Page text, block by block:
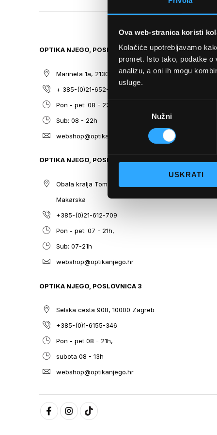
Ova web-stranica koristi
Kolačiće upotrebljavamo
promet. Isto tako, podatke
analizu, a oni ih mogu
usluge.
Odabir
Nužni
USKRATI
THE
THE
GALLERY
OPTIKA NJEGO, POSLOVNICA 1
Marineta 1a, 21300 Makarska
+ 385-(0)21-652-102
Pon - pet: 08 - 22h,
Sub: 08 - 22h
webshop@optikanjego.hr
OPTIKA NJEGO, POSLOVNICA 2
Obala kralja Tomislava 14, 21300
Makarska
+385-(0)21-612-709
Pon - pet: 07 - 21h,
Sub: 07-21h
webshop@optikanjego.hr
OPTIKA NJEGO, POSLOVNICA 3
Selska cesta 90B, 10000 Zagreb
+385-(0)1-6155-346
Pon - pet 08 - 21h,
subota 08 - 13h
webshop@optikanjego.hr
SITEMAP
O nama
Optika